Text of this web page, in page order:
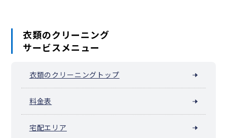
衣類のクリーニング
サービスメニュー
衣類のクリーニングトップ
料金表
宅配エリア